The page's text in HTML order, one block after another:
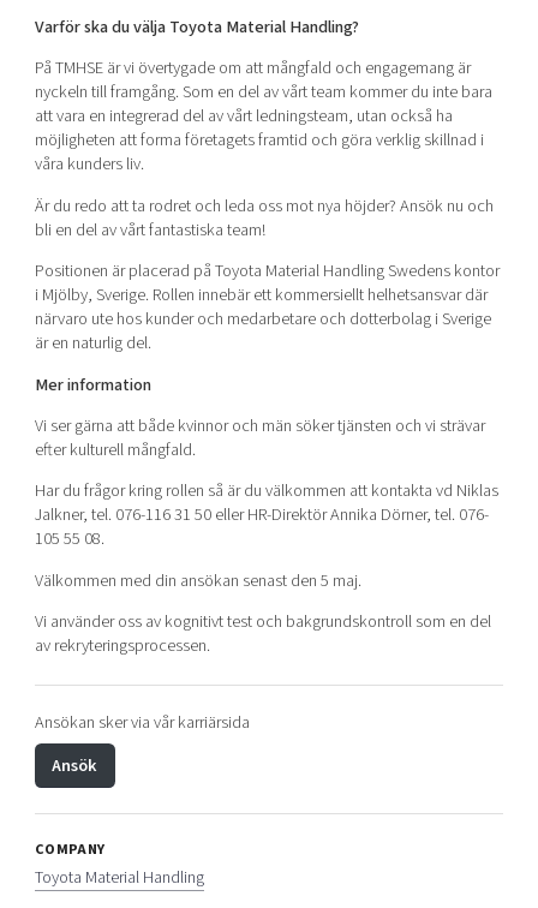
Varför ska du välja Toyota Material Handling?
På TMHSE är vi övertygade om att mångfald och engagemang är
nyckeln till framgång. Som en del av vårt team kommer du inte bara
att vara en integrerad del av vårt ledningsteam, utan också ha
möjligheten att forma företagets framtid och göra verklig skillnad i
våra kunders liv.
Är du redo att ta rodret och leda oss mot nya höjder? Ansök nu och
bli en del av vårt fantastiska team!
Positionen är placerad på Toyota Material Handling Swedens kontor
i Mjölby, Sverige. Rollen innebär ett kommersiellt helhetsansvar där
närvaro ute hos kunder och medarbetare och dotterbolag i Sverige
är en naturlig del.
Mer information
Vi ser gärna att både kvinnor och män söker tjänsten och vi strävar
efter kulturell mångfald.
Har du frågor kring rollen så är du välkommen att kontakta vd Niklas
Jalkner, tel. 076-116 31 50 eller HR-Direktör Annika Dörner, tel. 076-
105 55 08.
Välkommen med din ansökan senast den 5 maj.
Vi använder oss av kognitivt test och bakgrundskontroll som en del
av rekryteringsprocessen.
Ansökan sker via vår karriärsida
Ansök
COMPANY
Toyota Material Handling